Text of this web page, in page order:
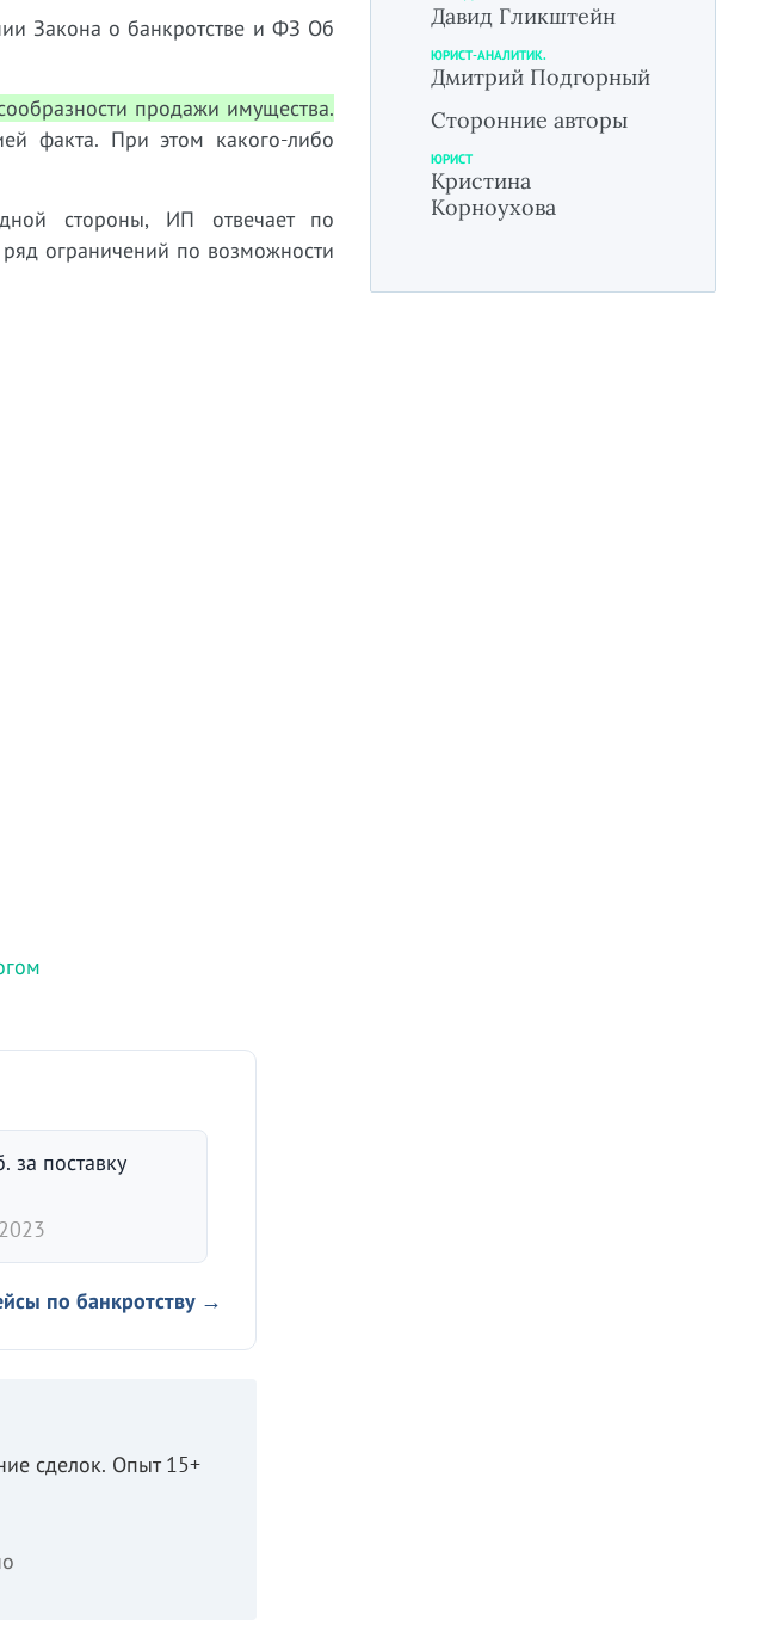
Закона о банкротстве и ФЗ Об
продажи имущества.
факта. При этом какого-либо
стороны, ИП отвечает по
ограничений по возможности
за поставку
по банкротству →
сделок. Опыт 15+
Давид Гликштейн
ЮРИСТ-АНАЛИТИК.
Дмитрий Подгорный
Сторонние авторы
ЮРИСТ
Кристина
Корноухова